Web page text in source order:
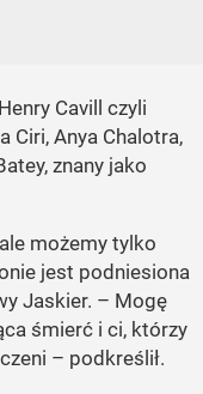
Cavill czyli
Ciri, Anya Chalotra,
znany jako
możemy tylko
jest podniesiona
Jaskier. – Mogę
śmierć i ci, którzy
– podkreślił.